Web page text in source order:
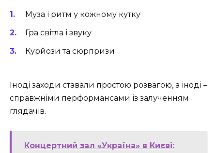
Муза і ритм у кожному кутку
Гра світла і звуку
Курйози та сюрпризи
Іноді заходи ставали простою розвагою, а іноді –
справжніми перформансами із залученням
глядачів.
Концертний зал «Україна» в Києві: